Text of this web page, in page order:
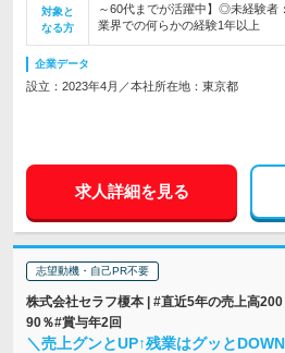
対象と
なる方
～60代までが活躍中】◎未経験
業界での何らかの経験1年以上
企業データ
設立：2023年4月／本社所在地：東京都
求人詳細を見る
志望動機・自己PR不要
株式会社セラフ榎本 | #直近5年の売上高
90％#賞与年2回
＼売上グンとUP↑残業はグッと